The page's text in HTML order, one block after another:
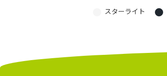
スターライト